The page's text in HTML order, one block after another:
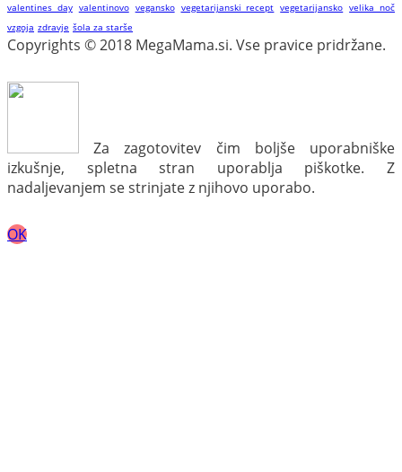
valentines day valentinovo vegansko vegetarijanski recept vegetarijansko velika noč
vzgoja zdravje šola za starše
Copyrights © 2018 MegaMama.si. Vse pravice pridržane.
Za zagotovitev čim boljše uporabniške
izkušnje, spletna stran uporablja piškotke. Z
nadaljevanjem se strinjate z njihovo uporabo.
OK